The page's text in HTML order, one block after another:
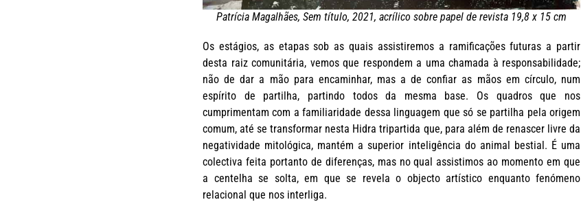
Patrícia Magalhães, Sem título, 2021, acrílico sobre papel de revista 19,8 x 15 cm
Os estágios, as etapas sob as quais assistiremos a ramificações futuras a partir
desta raiz comunitária, vemos que respondem a uma chamada à responsabilidade;
não de dar a mão para encaminhar, mas a de confiar as mãos em círculo, num
espírito de partilha, partindo todos da mesma base. Os quadros que nos
cumprimentam com a familiaridade dessa linguagem que só se partilha pela origem
comum, até se transformar nesta Hidra tripartida que, para além de renascer livre da
negatividade mitológica, mantém a superior inteligência do animal bestial. É uma
colectiva feita portanto de diferenças, mas no qual assistimos ao momento em que
a centelha se solta, em que se revela o objecto artístico enquanto fenómeno
relacional que nos interliga.